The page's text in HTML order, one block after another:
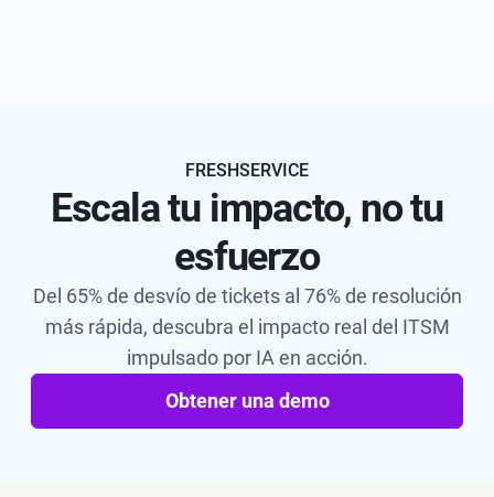
FRESHSERVICE
Escala tu impacto, no tu
esfuerzo
Del 65% de desvío de tickets al 76% de resolución
más rápida, descubra el impacto real del ITSM
impulsado por IA en acción.
Obtener una demo